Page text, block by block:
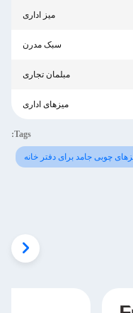
میز اداری
سبک مدرن
مبلمان تجاری
میزهای اداری
Tags:
چوبی جامد برای دفتر خانه